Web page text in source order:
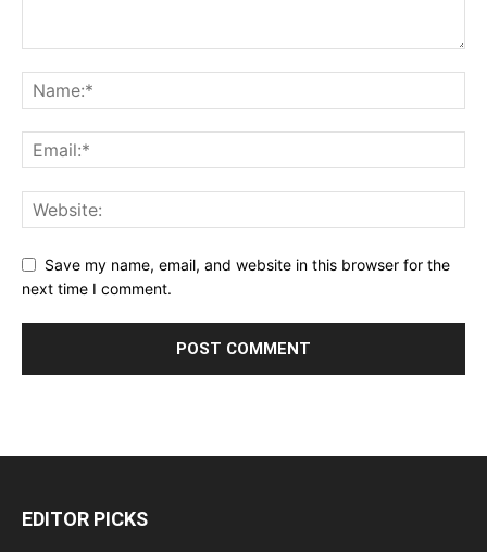
Save my name, email, and website in this browser for the
next time I comment.
EDITOR PICKS